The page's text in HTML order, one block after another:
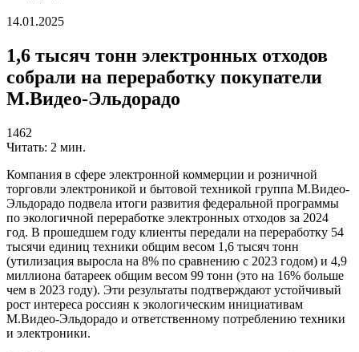
14.01.2025
1,6 тысяч тонн электронных отходов
собрали на переработку покупатели
М.Видео-Эльдорадо
1462
Читать: 2 мин.
Компания в сфере электронной коммерции и розничной
торговли электроникой и бытовой техникой группа М.Видео-
Эльдорадо подвела итоги развития федеральной программы
по экологичной переработке электронных отходов за 2024
год. В прошедшем году клиенты передали на переработку 54
тысячи единиц техники общим весом 1,6 тысяч тонн
(утилизация выросла на 8% по сравнению с 2023 годом) и 4,9
миллиона батареек общим весом 99 тонн (это на 16% больше
чем в 2023 году). Эти результаты подтверждают устойчивый
рост интереса россиян к экологическим инициативам
М.Видео-Эльдорадо и ответственному потреблению техники
и электроники.